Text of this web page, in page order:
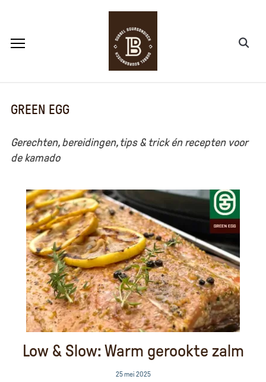
GREEN EGG
Gerechten, bereidingen, tips & trick én recepten voor
de kamado
Low & Slow: Warm gerookte zalm
25 mei 2025